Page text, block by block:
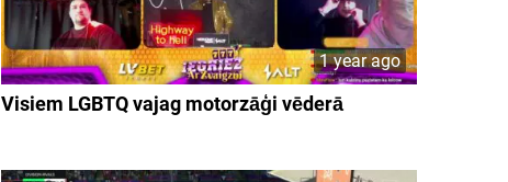
1 year ago
Visiem LGBTQ vajag motorzāģi vēderā